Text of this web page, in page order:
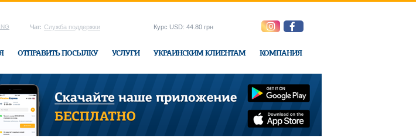
Чат: Служба поддержки
ОТПРАВИТЬ ПОСЫЛКУ УСЛУГИ УКРАИНСКИМ КЛИЕНТАМ КОМПАНИЯ
Курс USD: 44.80 грн
в офисе Ukraine-Express